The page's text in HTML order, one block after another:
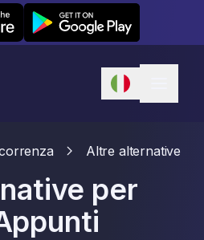
Leexi on Android
Altre alternative
per